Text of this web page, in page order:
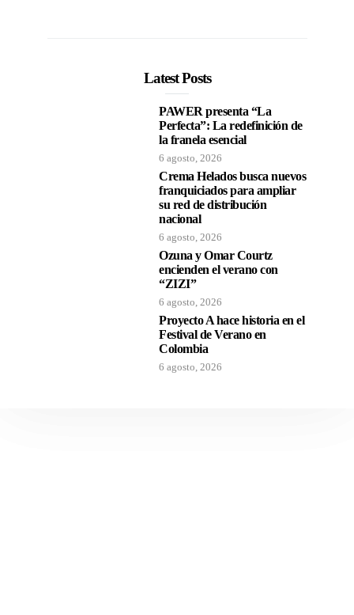
Latest Posts
PAWER presenta “La
Perfecta”: La redefinición de
la franela esencial
6 agosto, 2026
Crema Helados busca nuevos
franquiciados para ampliar
su red de distribución
nacional
6 agosto, 2026
Ozuna y Omar Courtz
encienden el verano con
“ZIZI”
6 agosto, 2026
Proyecto A hace historia en el
Festival de Verano en
Colombia
6 agosto, 2026